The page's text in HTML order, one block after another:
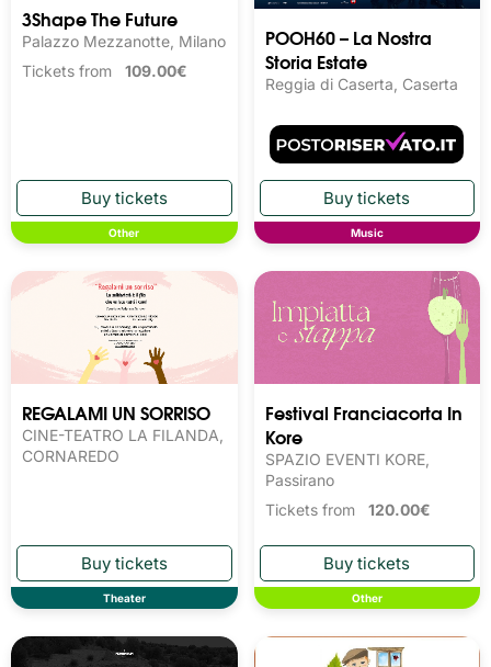
3Shape The Future
Palazzo Mezzanotte, Milano
Tickets from 109.00€
Other
POOH60 – La Nostra
Storia Estate
Reggia di Caserta, Caserta
Music
REGALAMI UN SORRISO
CINE-TEATRO LA FILANDA,
CORNAREDO
Theater
Festival Franciacorta In
Kore
SPAZIO EVENTI KORE,
Passirano
Tickets from 120.00€
Other